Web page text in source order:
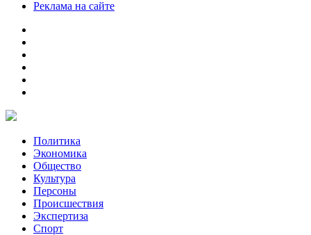
Реклама на сайте
Политика
Экономика
Общество
Культура
Персоны
Происшествия
Экспертиза
Спорт